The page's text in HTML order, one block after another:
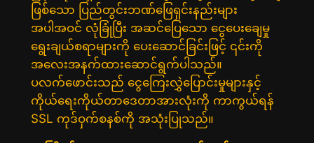
ဖြစ်သော ပြည်တွင်းဘဏ်ဖြေရှင်းနည်းများ
အပါအဝင် လုံခြုံပြီး အဆင်ပြေသော ငွေပေးချေမှု
ရွေးချယ်စရာများကို ပေးဆောင်ခြင်းဖြင့် ၎င်းကို
အလေးအနက်ထားဆောင်ရွက်ပါသည်။
ပလက်ဖောင်းသည် ငွေကြေးလွှဲပြောင်းမှုများနှင့်
ကိုယ်ရေးကိုယ်တာဒေတာအားလုံးကို ကာကွယ်ရန်
SSL ကုဒ်ဝှက်စနစ်ကို အသုံးပြုသည်။